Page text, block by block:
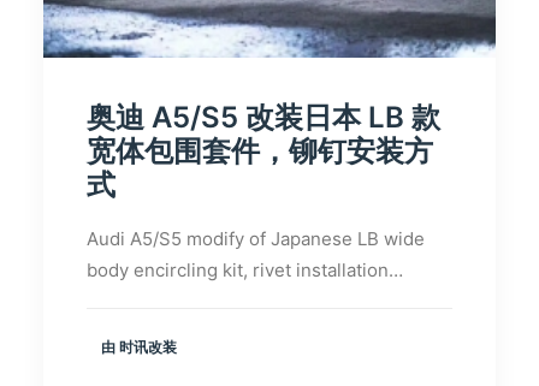
奥迪 A5/S5 改装日本 LB 款
宽体包围套件，铆钉安装方
式
Audi A5/S5 modify of Japanese LB wide
body encircling kit, rivet installation…
由 时讯改装